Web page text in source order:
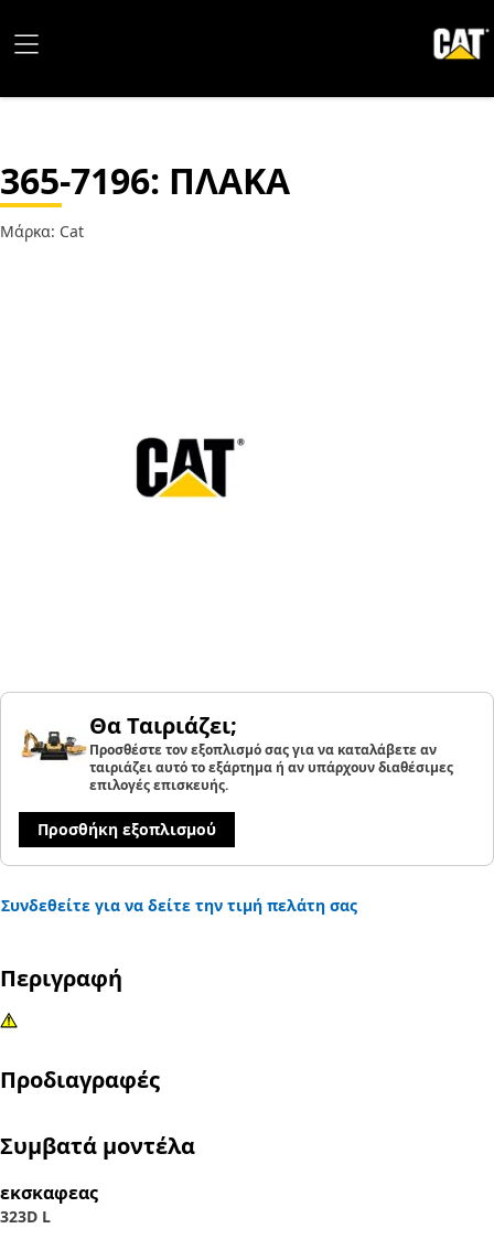
365-7196: ΠΛΑΚΑ
Μάρκα: Cat
Θα Ταιριάζει;
Προσθέστε τον εξοπλισμό σας για να καταλάβετε αν
ταιριάζει αυτό το εξάρτημα ή αν υπάρχουν διαθέσιμες
επιλογές επισκευής.
Προσθήκη εξοπλισμού
Συνδεθείτε για να δείτε την τιμή πελάτη σας
Περιγραφή
Προδιαγραφές
Συμβατά μοντέλα
εκσκαφεας
323D L